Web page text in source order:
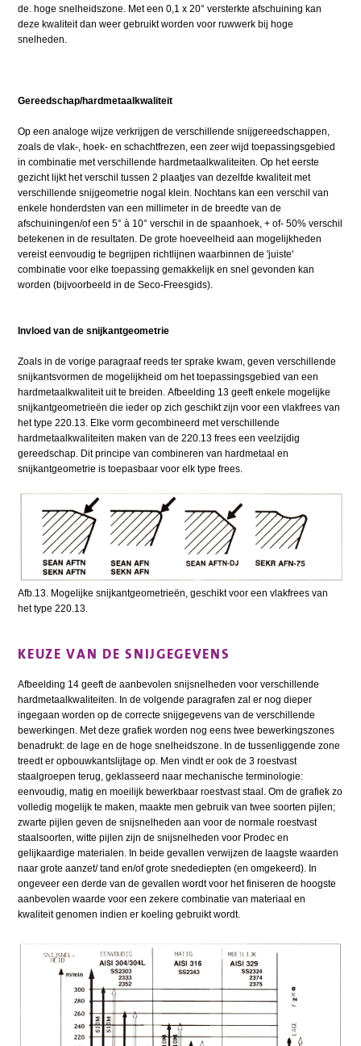
de. hoge snelheidszone. Met een 0,1 x 20° versterkte afschuining kan
deze kwaliteit dan weer gebruikt worden voor ruwwerk bij hoge
snelheden.
Gereedschap/hardmetaalkwaliteit
Op een analoge wijze verkrijgen de verschillende snijgereedschappen,
zoals de vlak-, hoek- en schachtfrezen, een zeer wijd toepassingsgebied
in combinatie met verschillende hardmetaalkwaliteiten. Op het eerste
gezicht lijkt het verschil tussen 2 plaatjes van dezelfde kwaliteit met
verschillende snijgeometrie nogal klein. Nochtans kan een verschil van
enkele honderdsten van een millimeter in de breedte van de
afschuiningen/of een 5° à 10° verschil in de spaanhoek, + of- 50% verschil
betekenen in de resultaten. De grote hoeveelheid aan mogelijkheden
vereist eenvoudig te begrijpen richtlijnen waarbinnen de 'juiste'
combinatie voor elke toepassing gemakkelijk en snel gevonden kan
worden (bijvoorbeeld in de Seco-Freesgids).
Invloed van de snijkantgeometrie
Zoals in de vorige paragraaf reeds ter sprake kwam, geven verschillende
snijkantsvormen de mogelijkheid om het toepassingsgebied van een
hardmetaalkwaliteit uit te breiden. Afbeelding 13 geeft enkele mogelijke
snijkantgeometrieën die ieder op zich geschikt zijn voor een vlakfrees van
het type 220.13. Elke vorm gecombineerd met verschillende
hardmetaalkwaliteiten maken van de 220.13 frees een veelzijdig
gereedschap. Dit principe van combineren van hardmetaal en
snijkantgeometrie is toepasbaar voor elk type frees.
Afb.13. Mogelijke snijkantgeometrieën, geschikt voor een vlakfrees van
het type 220.13.
KEUZE VAN DE SNIJGEGEVENS
Afbeelding 14 geeft de aanbevolen snijsnelheden voor verschillende
hardmetaalkwaliteiten. In de volgende paragrafen zal er nog dieper
ingegaan worden op de correcte snijgegevens van de verschillende
bewerkingen. Met deze grafiek worden nog eens twee bewerkingszones
benadrukt: de lage en de hoge snelheidszone. In de tussenliggende zone
treedt er opbouwkantslijtage op. Men vindt er ook de 3 roestvast
staalgroepen terug, geklasseerd naar mechanische terminologie:
eenvoudig, matig en moeilijk bewerkbaar roestvast staal. Om de grafiek zo
volledig mogelijk te maken, maakte men gebruik van twee soorten pijlen;
zwarte pijlen geven de snijsnelheden aan voor de normale roestvast
staalsoorten, witte pijlen zijn de snijsnelheden voor Prodec en
gelijkaardige materialen. In beide gevallen verwijzen de laagste waarden
naar grote aanzet/ tand en/of grote snedediepten (en omgekeerd). In
ongeveer een derde van de gevallen wordt voor het finiseren de hoogste
aanbevolen waarde voor een zekere combinatie van materiaal en
kwaliteit genomen indien er koeling gebruikt wordt.